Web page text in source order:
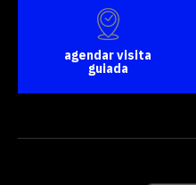
agendar visita
guiada